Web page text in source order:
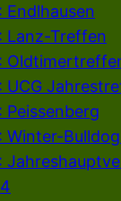
Endlhausen
Lanz-Treffen
UCG
Peissenberg
Winter-